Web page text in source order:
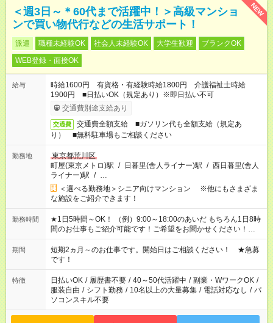
NEW
＜週3日～＊60代まで活躍中！＞高級マンショ
ンで買い物代行などの生活サポート！
派遣 職種未経験OK 社会人未経験OK 大学生歓迎
ブランクOK
WEB登録・面接OK
給与
時給1600円 有資格・有経験時給1800円 介護福祉士時給
1900円 ■日払いOK（規定あり）※即日払い不可
交通費別途支給あり
交通費
交通費全額支給 ■ガソリン代も全額支給（規定あ
り） ■無料駐車場もご相談ください
勤務地
東京都荒川区
町屋(東京メトロ)駅 / 日暮里(舎人ライナー)駅 / 西日暮里(舎人
ライナー)駅 / …
＜選べる勤務地＞シニア向けマンション ※他にもさまざま
な施設をご紹介できます！
勤務時間
★1日5時間～OK！ （例）9:00～18:00のあいだ もちろん1日8時
間のお仕事もご紹介可能です！ご希望をお聞かせください！★家
庭の都合でお休みが必要な場合も遠慮なくご相談ください。 ※
週最低15時間以上の勤務が必要です
期間
短期2ヵ月～のお仕事です。開始日はご相談ください！ ★急募
です！
特徴 日払いOK / 履歴書不要 / 40～50代活躍中 / 副業・WワークOK /
服装自由 / シフト勤務 / 10名以上の大量募集 / 電話対応なし / パ
ソコンスキル不要